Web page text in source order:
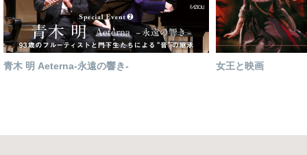
青木 明 Aeterna-永遠の響き- 女王と映画